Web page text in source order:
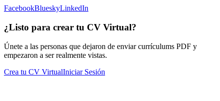
FacebookBlueskyLinkedIn
¿Listo para crear tu CV Virtual?
Únete a las personas que dejaron de enviar currículums PDF y
empezaron a ser realmente vistas.
Crea tu CV VirtualIniciar Sesión